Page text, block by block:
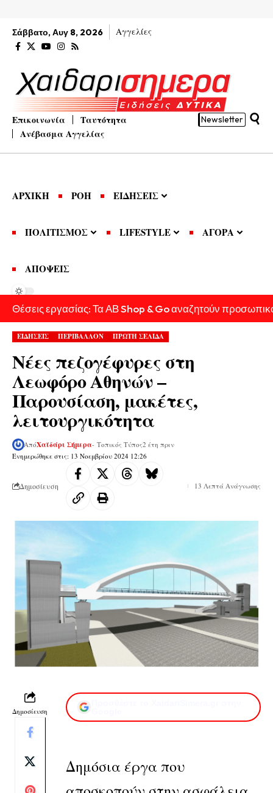
Σάββατο, Αυγ 8, 2026 Αγγελίες
Επικοινωνία
Ταυτότητα
Ανέβασμα Αγγελίας
Newsletter
ΑΡΧΙΚΗ ΡΟΗ ΕΙΔΗΣΕΙΣ
ΠΟΛΙΤΙΣΜΟΣ LIFESTYLE ΑΓΟΡΑ
ΑΠΟΨΕΙΣ
Θέσεις εργασίας: Τα ΑΒ Shop & Go αναζητούν
ΕΙΔΗΣΕΙΣ ΠΕΡΙΒΑΛΛΟΝ ΠΡΩΤΗ ΣΕΛΙΔΑ
Νέες πεζογέφυρες στη
Λεωφόρο Αθηνών –
Παρουσίαση, μακέτες,
λειτουργικότητα
Ενημερώθηκε στις: 13 Νοεμβρίου 2024 12:26
ΑπόΧαϊδάρι Σήμερα- Τοπικός Τύπος2 έτη πριν
Δημοσίευση 13 Λεπτά Ανάγνωσης
Δημοσίευση
Δημόσια έργα που